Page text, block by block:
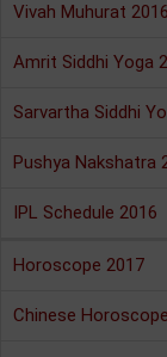
Vivah Muhurat 2016
Amrit Siddhi Yoga
Sarvartha Siddhi
Pushya Nakshatra
IPL Schedule 2016
Horoscope 2017
Chinese